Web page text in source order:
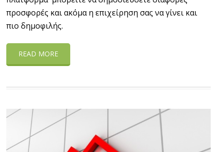
προσφορές και ακόμα η επιχείρηση σας να γίνει και
πιο δημοφιλής.
READ MORE